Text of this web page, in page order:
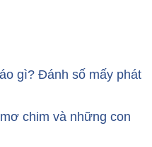
gì? Đánh số mấy phát
chim và những con